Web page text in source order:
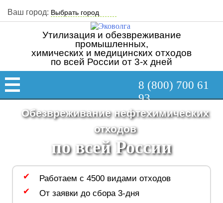
Ваш город:
Утилизация и обезвреживание
промышленных,
химических и медицинских отходов
по всей России от 3-х дней
8 (800) 700 61
93
Обезвреживание нефтехимических
отходов
по всей России
Работаем с 4500 видами отходов
От заявки до сбора 3-дня